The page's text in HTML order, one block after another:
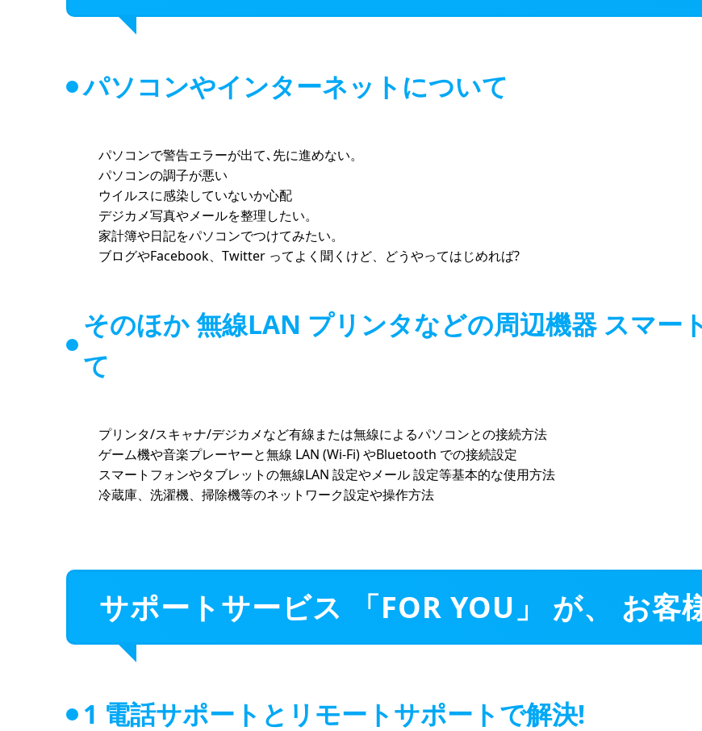
パソコンやインターネットについて
パソコンで警告エラーが出て､先に進めない。
パソコンの調子が悪い
ウイルスに感染していないか心配
デジカメ写真やメールを整理したい。
家計簿や日記をパソコンでつけてみたい。
ブログやFacebook、Twitter ってよく聞くけど、どうやってはじめれば?
そのほか 無線LAN プリンタなどの周辺機器 スマー
て
プリンタ/スキャナ/デジカメなど有線または無線によるパソコンとの接続方法
ゲーム機や音楽プレーヤーと無線 LAN (Wi-Fi) やBluetooth での接続設定
スマートフォンやタブレットの無線LAN 設定やメール 設定等基本的な使用方法
冷蔵庫、洗濯機、掃除機等のネットワーク設定や操作方法
サポートサービス 「FOR YOU」 が、 お客
1 電話サポートとリモートサポートで解決!